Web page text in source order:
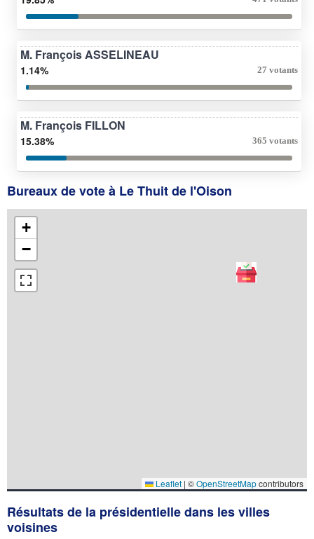
M. François ASSELINEAU
1.14% 27 votants
M. François FILLON
15.38% 365 votants
Bureaux de vote à Le Thuit de l'Oison
+
−
Leaflet | ©OpenStreetMapcontributors
Résultats de la présidentielle dans les villes
voisines